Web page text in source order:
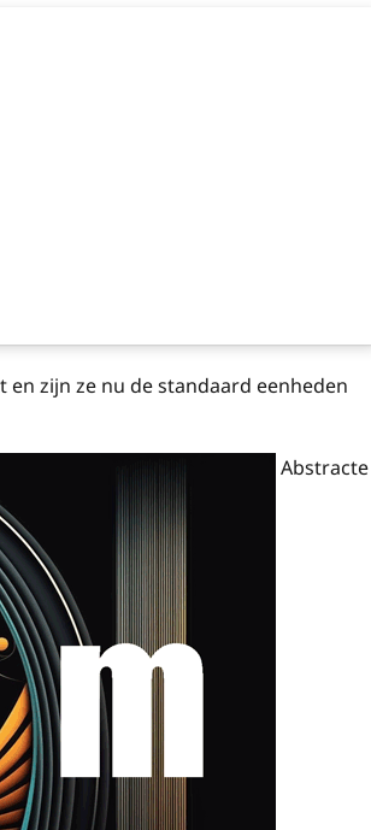
zijn ze nu de standaard eenheden
Abstracte